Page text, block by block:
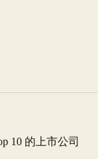
10 的上市公司